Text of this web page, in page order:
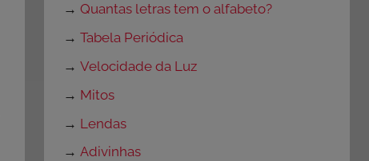
→Quantas letras tem o alfabeto?
→Tabela Periódica
→Velocidade da Luz
→ Mitos
→ Lendas
→Adivinhas